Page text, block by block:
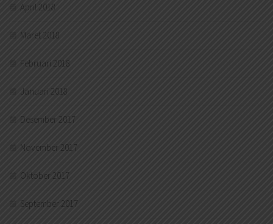
April 2018
Maret 2018
Februari 2018
Januari 2018
Desember 2017
November 2017
Oktober 2017
September 2017